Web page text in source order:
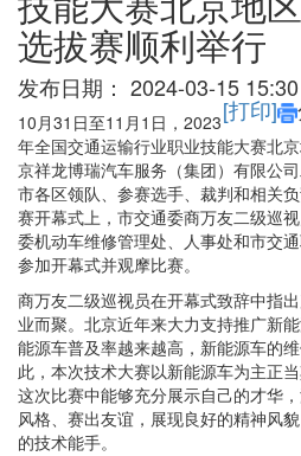
选拔赛顺利举行
发布日期： 2024-03-15 15:30
[打印]
10月31日至11月1日，2023
年全国交通运输行业职业技能大赛北
京祥龙博瑞汽车服务（集团）有限公
市各区领队、参赛选手、裁判和相关
赛开幕式上，市交通委商万友二级巡
委机动车维修管理处、人事处和市交
参加开幕式并观摩比赛。
商万友二级巡视员在开幕式致辞中指
业而聚。北京近年来大力支持推广新
能源车普及率越来越高，新能源车的
此，本次技术大赛以新能源车为主正
这次比赛中能够充分展示自己的才华
风格、赛出友谊，展现良好的精神风
的技术能手。